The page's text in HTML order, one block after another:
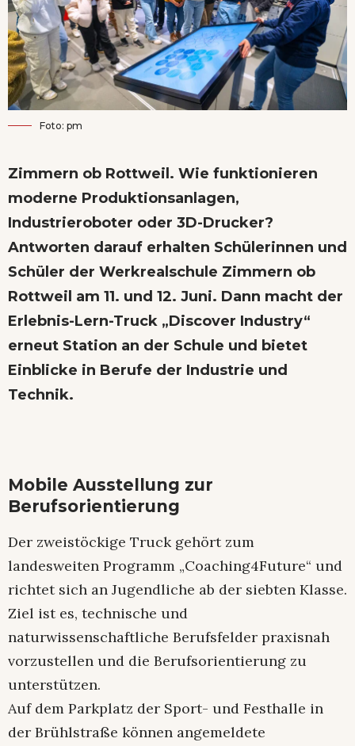
Foto: pm
Zimmern ob Rottweil. Wie funktionieren
moderne Produktionsanlagen,
Industrieroboter oder 3D-Drucker?
Antworten darauf erhalten Schülerinnen und
Schüler der Werkrealschule Zimmern ob
Rottweil am 11. und 12. Juni. Dann macht der
Erlebnis-Lern-Truck „Discover Industry“
erneut Station an der Schule und bietet
Einblicke in Berufe der Industrie und
Technik.
Mobile Ausstellung zur
Berufsorientierung
Der zweistöckige Truck gehört zum
landesweiten Programm „Coaching4Future“ und
richtet sich an Jugendliche ab der siebten Klasse.
Ziel ist es, technische und
naturwissenschaftliche Berufsfelder praxisnah
vorzustellen und die Berufsorientierung zu
unterstützen.
Auf dem Parkplatz der Sport- und Festhalle in
der Brühlstraße können angemeldete